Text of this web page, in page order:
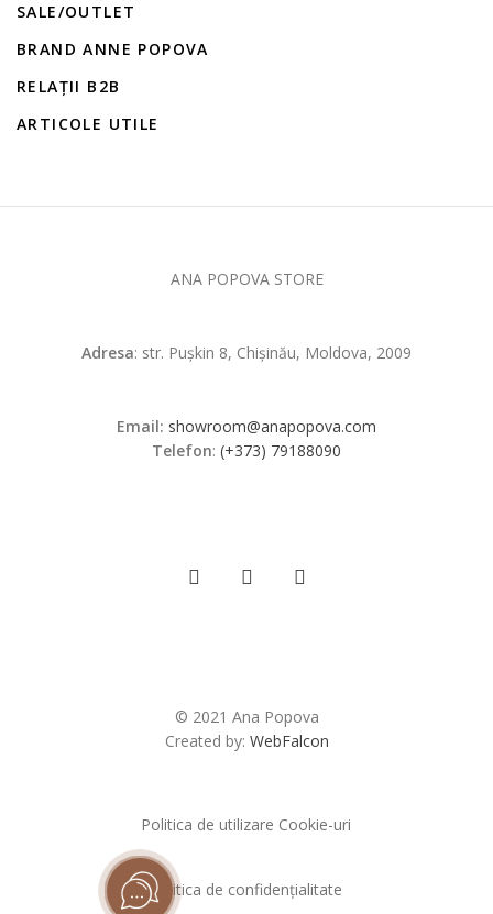
SALE/OUTLET
BRAND ANNE POPOVA
RELAȚII B2B
ARTICOLE UTILE
ANA POPOVA STORE
Adresa: str. Pușkin 8, Chișinău, Moldova, 2009
Email: showroom@anapopova.com
Telefon: (+373) 79188090
© 2021 Ana Popova
Created by: WebFalcon
Politica de utilizare Cookie-uri
Politica de confidențialitate